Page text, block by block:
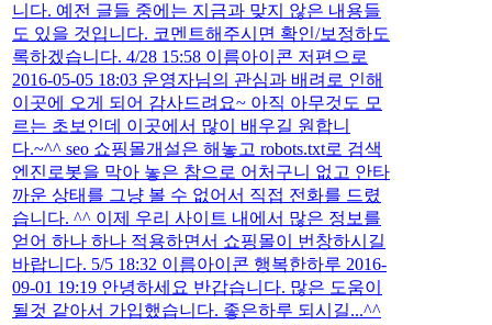
니다. 예전 글들 중에는 지금과 맞지 않은 내용들
도 있을 것입니다. 코멘트해주시면 확인/보정하도
록하겠습니다. 4/28 15:58 이름아이콘 저편으로
2016-05-05 18:03 운영자님의 관심과 배려로 인해
이곳에 오게 되어 감사드려요~ 아직 아무것도 모
르는 초보인데 이곳에서 많이 배우길 원합니
다.~^^ seo 쇼핑몰개설은 해놓고 robots.txt로 검색
엔진로봇을 막아 놓은 참으로 어처구니 없고 안타
까운 상태를 그냥 볼 수 없어서 직접 전화를 드렸
습니다. ^^ 이제 우리 사이트 내에서 많은 정보를
얻어 하나 하나 적용하면서 쇼핑몰이 번창하시길
바랍니다. 5/5 18:32 이름아이콘 행복한하루 2016-
09-01 19:19 안녕하세요 반갑습니다. 많은 도움이
될것 같아서 가입했습니다. 좋은하루 되시길...^^